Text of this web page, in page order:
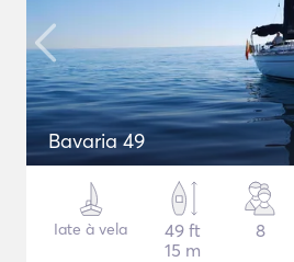
Bavaria 49
Iate à vela
49 ft
15 m
8